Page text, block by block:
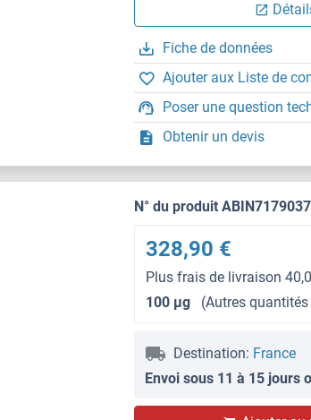
Fiche de données
Ajouter aux Liste de
Poser une question
Obtenir un devis
N° du produit ABIN7179037
328,90 €
Plus frais de livraison
100 μg
(Autres
Destination: France
Envoi sous 11 à 15 jours